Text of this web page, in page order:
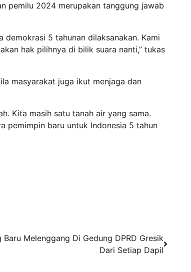
pemilu 2024 merupakan tanggung jawab
demokrasi 5 tahunan dilaksanakan. Kami
hak pilihnya di bilik suara nanti,” tukas
masyarakat juga ikut menjaga dan
Kita masih satu tanah air yang sama.
pemimpin baru untuk Indonesia 5 tahun
Baru Melenggang Di Gedung DPRD Gresik
Dari Setiap Dapil